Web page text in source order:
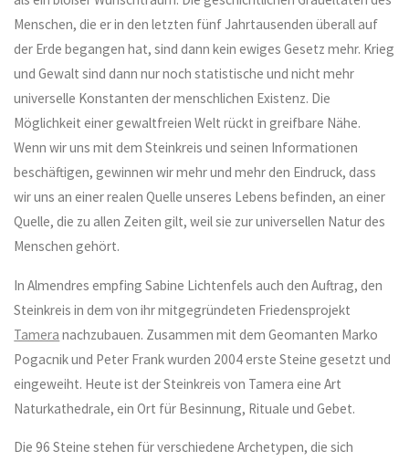
Menschen, die er in den letzten fünf Jahrtausenden überall auf
der Erde begangen hat, sind dann kein ewiges Gesetz mehr. Krieg
und Gewalt sind dann nur noch statistische und nicht mehr
universelle Konstanten der menschlichen Existenz. Die
Möglichkeit einer gewaltfreien Welt rückt in greifbare Nähe.
Wenn wir uns mit dem Steinkreis und seinen Informationen
beschäftigen, gewinnen wir mehr und mehr den Eindruck, dass
wir uns an einer realen Quelle unseres Lebens befinden, an einer
Quelle, die zu allen Zeiten gilt, weil sie zur universellen Natur des
Menschen gehört.
In Almendres empfing Sabine Lichtenfels auch den Auftrag, den
Steinkreis in dem von ihr mitgegründeten Friedensprojekt
Tamera nachzubauen. Zusammen mit dem Geomanten Marko
Pogacnik und Peter Frank wurden 2004 erste Steine gesetzt und
eingeweiht. Heute ist der Steinkreis von Tamera eine Art
Naturkathedrale, ein Ort für Besinnung, Rituale und Gebet.
Die 96 Steine stehen für verschiedene Archetypen, die sich